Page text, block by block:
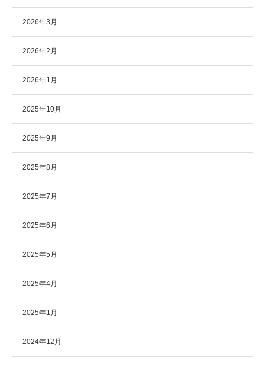
2026年3月
2026年2月
2026年1月
2025年10月
2025年9月
2025年8月
2025年7月
2025年6月
2025年5月
2025年4月
2025年1月
2024年12月